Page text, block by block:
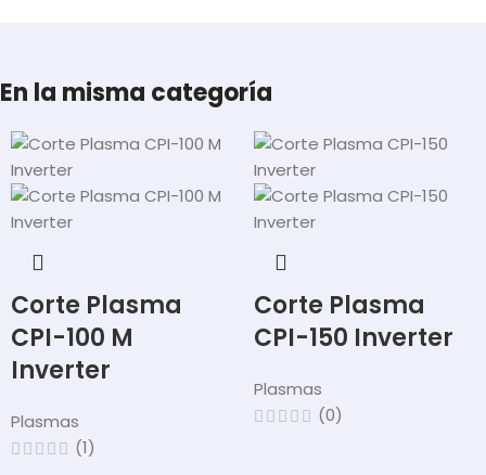
En la misma categoría
Corte Plasma
CPI-100 M
Inverter
Plasmas
(1)
Corte Plasma
CPI-150 Inverter
Plasmas
(0)